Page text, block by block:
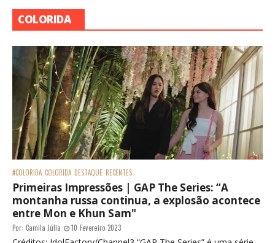
COLORIDA
#COLORIDA COLORIDA DESTAQUE RECENTES
Primeiras Impressões | GAP The Series: “A
montanha russa continua, a explosão acontece
entre Mon e Khun Sam"
Por: Camila Júlia 10 Fevereiro 2023